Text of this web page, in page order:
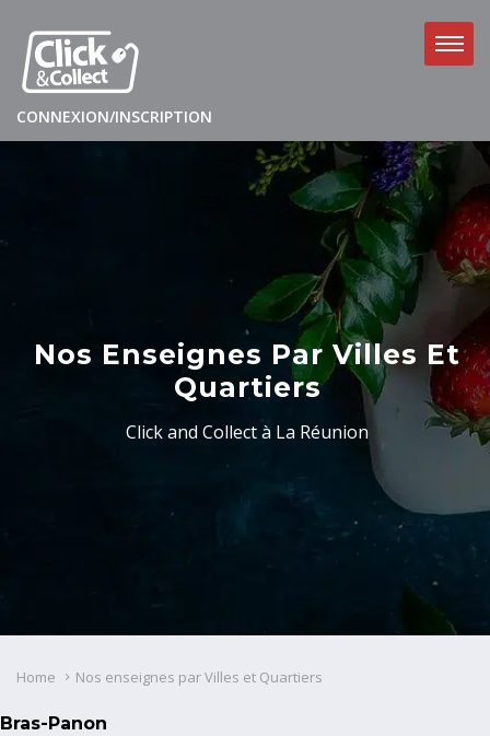
CONNEXION/INSCRIPTION
Nos Enseignes Par Villes Et
Quartiers
Click and Collect à La Réunion
Home Nos enseignes par Villes et Quartiers
Bras-Panon